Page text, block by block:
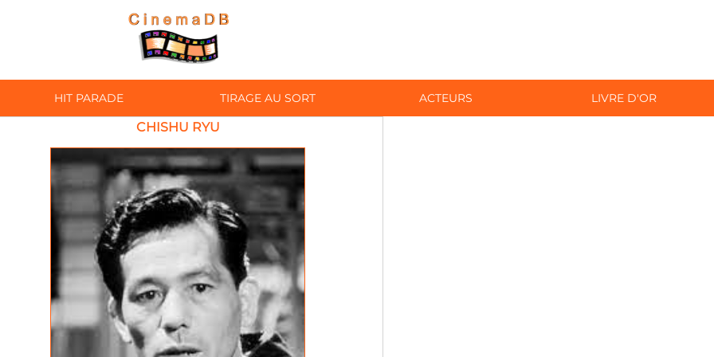
HIT PARADE TIRAGE AU SORT ACTEURS LIVRE D'OR
CHISHU RYU